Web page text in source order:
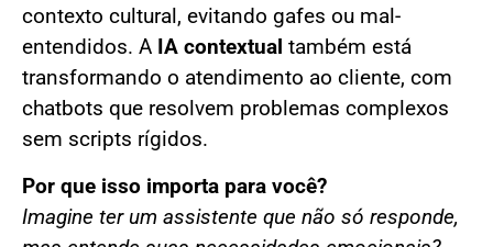
contexto cultural, evitando gafes ou mal-
entendidos. A IA contextual também está
transformando o atendimento ao cliente, com
chatbots que resolvem problemas complexos
sem scripts rígidos.
Por que isso importa para você?
Imagine ter um assistente que não só responde,